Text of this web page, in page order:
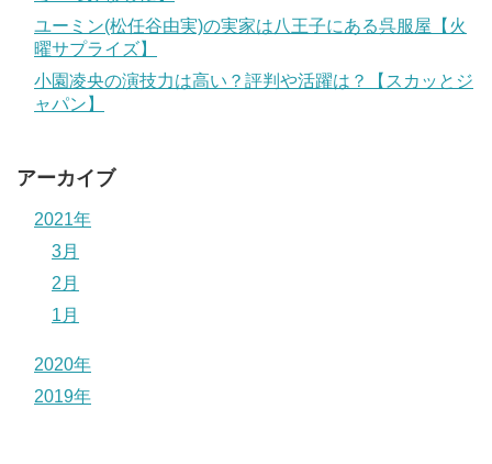
ユーミン(松任谷由実)の実家は八王子にある呉服屋【火
曜サプライズ】
小園凌央の演技力は高い？評判や活躍は？【スカッとジ
ャパン】
アーカイブ
2021年
3月
2月
1月
2020年
2019年